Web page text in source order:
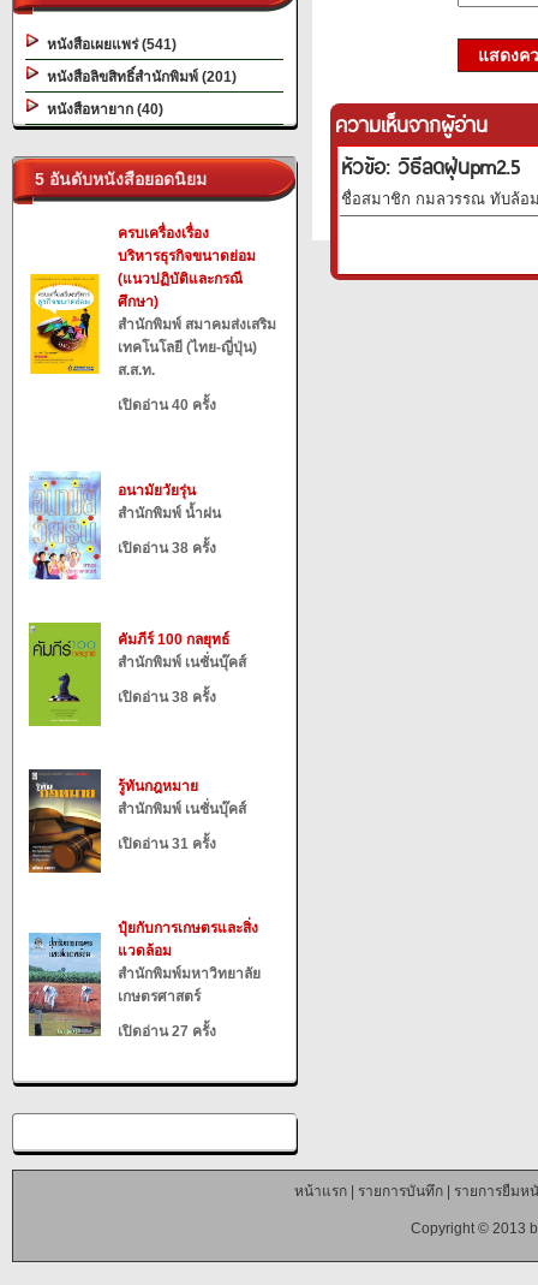
หนังสือเผยแพร่ (541)
หนังสือลิขสิทธิ์สำนักพิมพ์ (201)
หนังสือหายาก (40)
5 อันดับหนังสือยอดนิยม
ครบเครื่องเรื่อง
บริหารธุรกิจขนาดย่อม
(แนวปฏิบัติและกรณี
ศึกษา)
สำนักพิมพ์ สมาคมส่งเสริม
เทคโนโลยี (ไทย-ญี่ปุ่น)
ส.ส.ท.
เปิดอ่าน 40 ครั้ง
อนามัยวัยรุ่น
สำนักพิมพ์ น้ำฝน
เปิดอ่าน 38 ครั้ง
คัมภีร์ 100 กลยุทธ์
สำนักพิมพ์ เนชั่นบุ๊คส์
เปิดอ่าน 38 ครั้ง
รู้ทันกฎหมาย
สำนักพิมพ์ เนชั่นบุ๊คส์
เปิดอ่าน 31 ครั้ง
ปุ๋ยกับการเกษตรและสิ่ง
แวดล้อม
สำนักพิมพ์มหาวิทยาลัย
เกษตรศาสตร์
เปิดอ่าน 27 ครั้ง
แสดงค
ความเห็นจากผู้อ่าน
หัวข้อ: วิธีลดฝุ่นpm2.5
ชื่อสมาชิก กมลวรรณ ทับล้อม
หน้าแรก| รายการบันทึก| รายการยืมห
Copyright © 2013